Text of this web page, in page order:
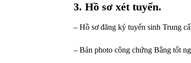
3. Hồ sơ xét tuyển.
– Hồ sơ đăng ký tuyển sinh Trung
– Bản photo công chứng Bằng tốt